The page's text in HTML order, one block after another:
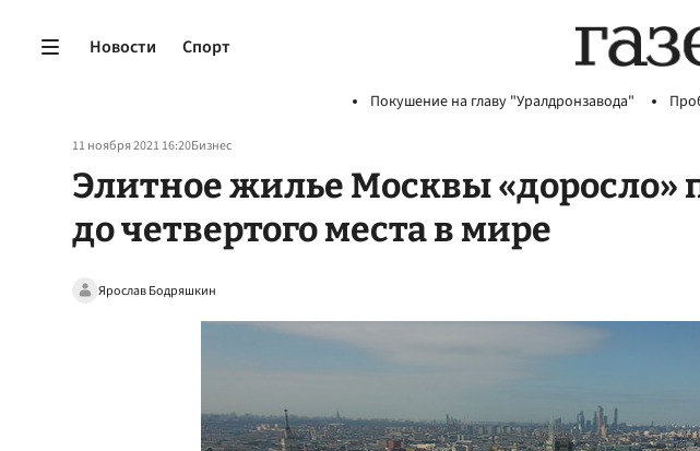
Новости Спорт
Покушение на главу "Уралдронзавода"
11 ноября 2021 16:20Бизнес
Элитное жилье Москвы «доросло»
до четвертого места в мире
Ярослав Бодряшкин